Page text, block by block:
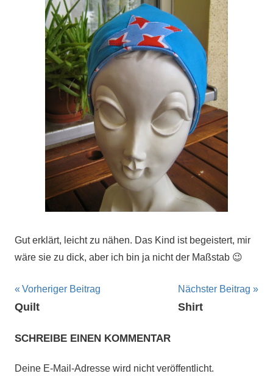
Gut erklärt, leicht zu nähen. Das Kind ist begeistert, mir
wäre sie zu dick, aber ich bin ja nicht der Maßstab 😉
Beitragsnavigation
Vorheriger Beitrag
Quilt
Nächster Beitrag
Shirt
SCHREIBE EINEN KOMMENTAR
Deine E-Mail-Adresse wird nicht veröffentlicht.